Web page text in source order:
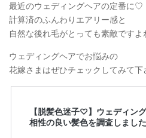
最近のウェディングヘアの定番に♡
計算済のふんわりエアリー感と
自然な後れ毛がとっても素敵ですよ
ウェディングヘアでお悩みの
花嫁さまはぜひチェックしてみて
【脱髪色迷子♡】ウェディン
相性の良い髪色を調査しまし